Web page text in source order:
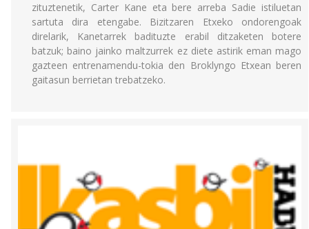
zituztenetik, Carter Kane eta bere arreba Sadie istiluetan
sartuta dira etengabe. Bizitzaren Etxeko ondorengoak
direlarik, Kanetarrek badituzte erabil ditzaketen botere
batzuk; baino jainko maltzurrek ez diete astirik eman mago
gazteen entrenamendu-tokia den Broklyngo Etxean beren
gaitasun berrietan trebatzeko.